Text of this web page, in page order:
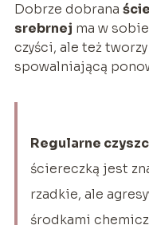
Dobrze dobrana
srebrnej ma w
czyści, ale też
spowalniającą
Regularne
ściereczką jest
rzadkie, ale
środkami